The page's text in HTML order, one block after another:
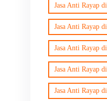
Jasa Anti Rayap
Jasa Anti Rayap
Jasa Anti Rayap
Jasa Anti Rayap
Jasa Anti Rayap